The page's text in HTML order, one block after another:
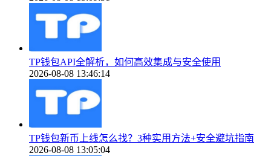
TP钱包API全解析，如何高效集成与安全使用
2026-08-08 13:46:14
TP钱包新币上线怎么找？3种实用方法+安全避坑指南
2026-08-08 13:05:04